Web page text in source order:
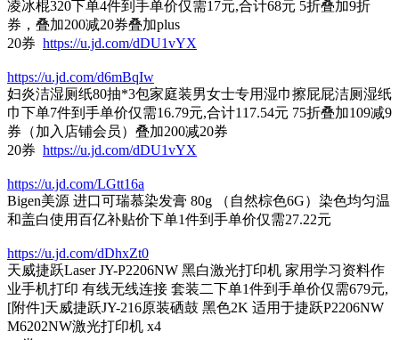
凌冰棍320下单4件到手单价仅需17元,合计68元 5折叠加9折
券，叠加200减20券叠加plus
20券 https://u.jd.com/dDU1vYX
https://u.jd.com/d6mBqIw
妇炎洁湿厕纸80抽*3包家庭装男女士专用湿巾擦屁屁洁厕湿纸
巾下单7件到手单价仅需16.79元,合计117.54元 75折叠加109减9
券（加入店铺会员）叠加200减20券
20券 https://u.jd.com/dDU1vYX
https://u.jd.com/LGtt16a
Bigen美源 进口可瑞慕染发膏 80g （自然棕色6G）染色均匀温
和盖白使用百亿补贴价下单1件到手单价仅需27.22元
https://u.jd.com/dDhxZt0
天威捷跃Laser JY-P2206NW 黑白激光打印机 家用学习资料作
业手机打印 有线无线连接 套装二下单1件到手单价仅需679元,
[附件]天威捷跃JY-216原装硒鼓 黑色2K 适用于捷跃P2206NW
M6202NW激光打印机 x4